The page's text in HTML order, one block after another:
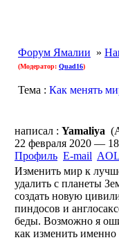
Форум Ямалии »
(Модератор: Quad16)
Тема : Как менять
написал : Yamaliya
22 февраля 2020 —
Профиль E-mail AOL
Изменить мир к
удалить с планеты
создать новую
пиндосов и
беды. Возможно я
как изменить